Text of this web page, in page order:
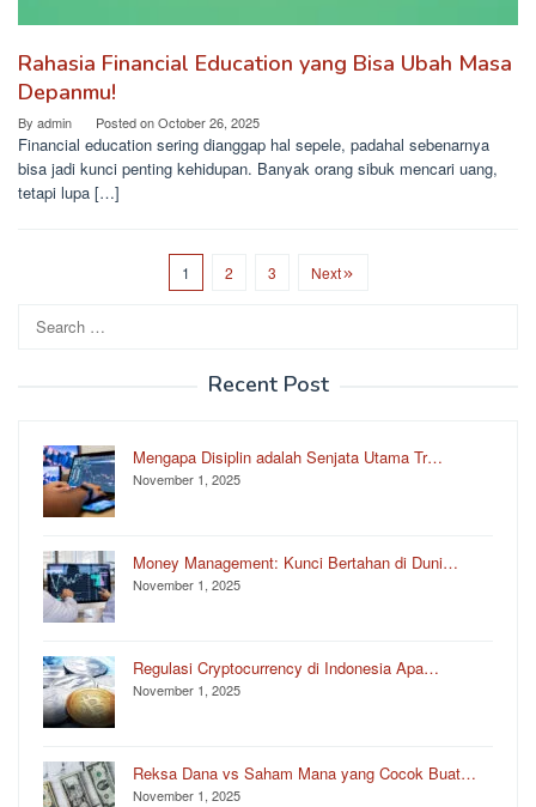
Rahasia Financial Education yang Bisa Ubah Masa
Depanmu!
By admin Posted onOctober 26, 2025
Financial education sering dianggap hal sepele, padahal sebenarnya
bisa jadi kunci penting kehidupan. Banyak orang sibuk mencari uang,
tetapi lupa […]
1 2 3 Next
Search
for:
Recent Post
Mengapa Disiplin adalah Senjata Utama Tr…
November 1, 2025
Money Management: Kunci Bertahan di Duni…
November 1, 2025
Regulasi Cryptocurrency di Indonesia Apa…
November 1, 2025
Reksa Dana vs Saham Mana yang Cocok Buat…
November 1, 2025